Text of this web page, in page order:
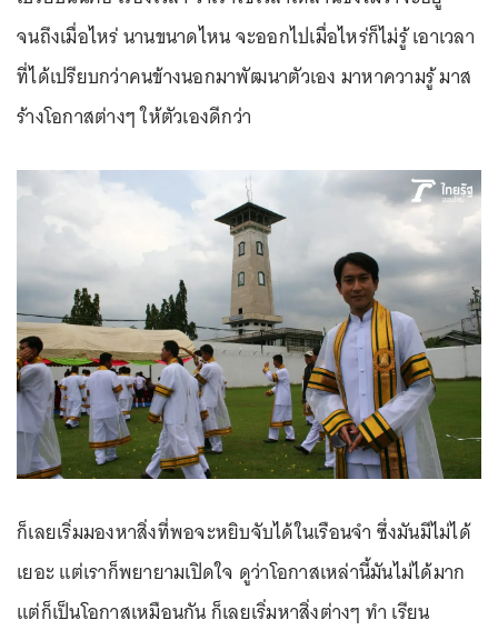
จนถึงเมื่อไหร่ นานขนาดไหน จะออกไปเมื่อไหร่ก็ไม่รู้ เอาเวลา
ที่ได้เปรียบกว่าคนข้างนอกมาพัฒนาตัวเอง มาหาความรู้ มาส
ร้างโอกาสต่างๆ ให้ตัวเองดีกว่า
ก็เลยเริ่มมองหาสิ่งที่พอจะหยิบจับได้ในเรือนจำ ซึ่งมันมีไม่ได้
เยอะ แต่เราก็พยายามเปิดใจ ดูว่าโอกาสเหล่านี้มันไม่ได้มาก
แต่ก็เป็นโอกาสเหมือนกัน ก็เลยเริ่มหาสิ่งต่างๆ ทำ เรียน